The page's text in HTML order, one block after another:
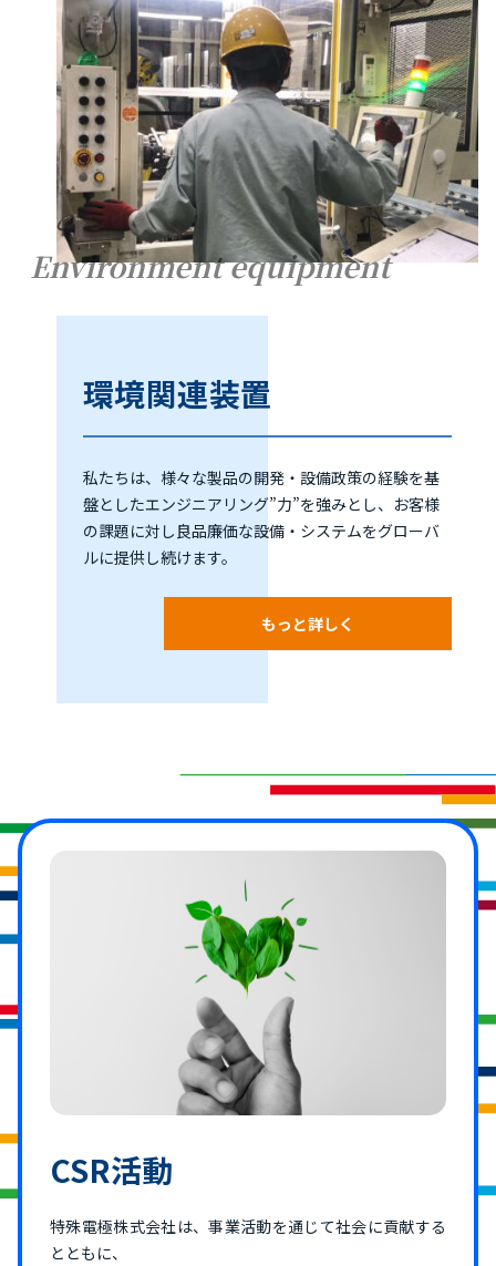
Environment equipment
環境関連装置
私たちは、様々な製品の開発・設備政策の経験を基
盤としたエンジニアリング”力”を強みとし、お客様
の課題に対し良品廉価な設備・システムをグローバ
ルに提供し続けます。
もっと詳しく
CSR活動
特殊電極株式会社は、事業活動を通じて社会に貢献する
とともに、